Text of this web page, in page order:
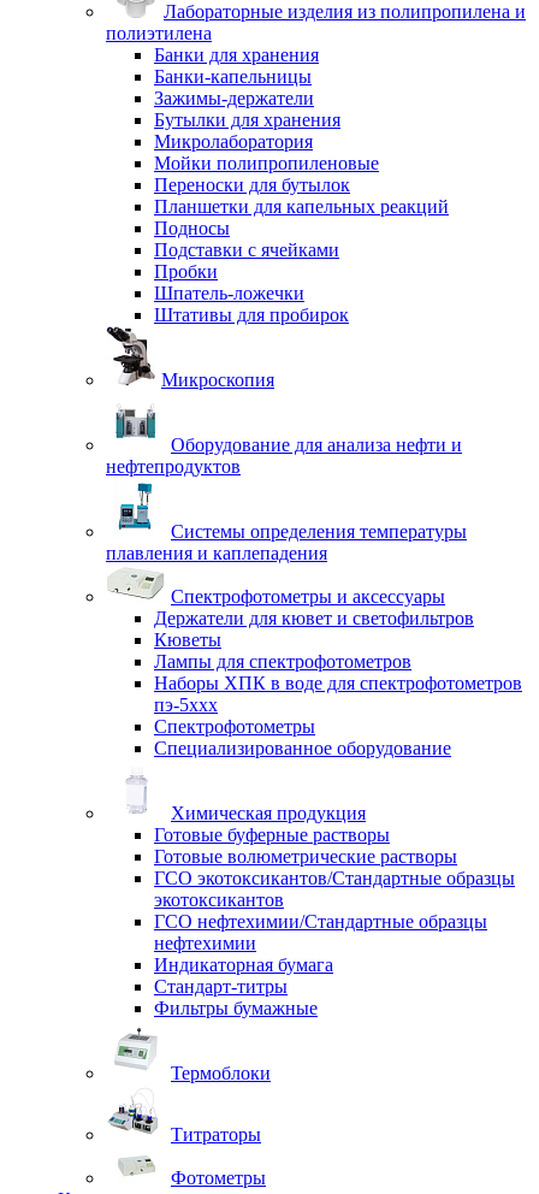
Лабораторные изделия из полипропилена и
полиэтилена
Банки для хранения
Банки-капельницы
Зажимы-держатели
Бутылки для хранения
Микролаборатория
Мойки полипропиленовые
Переноски для бутылок
Планшетки для капельных реакций
Подносы
Подставки с ячейками
Пробки
Шпатель-ложечки
Штативы для пробирок
Микроскопия
Оборудование для анализа нефти и
нефтепродуктов
Системы определения температуры
плавления и каплепадения
Спектрофотометры и аксессуары
Держатели для кювет и светофильтров
Кюветы
Лампы для спектрофотометров
Наборы ХПК в воде для спектрофотометров
пэ-5ххх
Спектрофотометры
Специализированное оборудование
Химическая продукция
Готовые буферные растворы
Готовые волюметрические растворы
ГСО экотоксикантов/Стандартные образцы
экотоксикантов
ГСО нефтехимии/Стандартные образцы
нефтехимии
Индикаторная бумага
Стандарт-титры
Фильтры бумажные
Термоблоки
Титраторы
Фотометры